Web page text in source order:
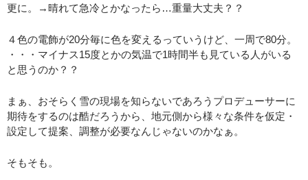
更に。→晴れて急冷とかなったら…重量大丈夫？？
４色の電飾が20分毎に色を変えるっていうけど、一周で80分。
・・・マイナス15度とかの気温で1時間半も見ている人がいる
と思うのか？？
まぁ、おそらく雪の現場を知らないであろうプロデューサーに
期待をするのは酷だろうから、地元側から様々な条件を仮定・
設定して提案、調整が必要なんじゃないのかなぁ。
そもそも。